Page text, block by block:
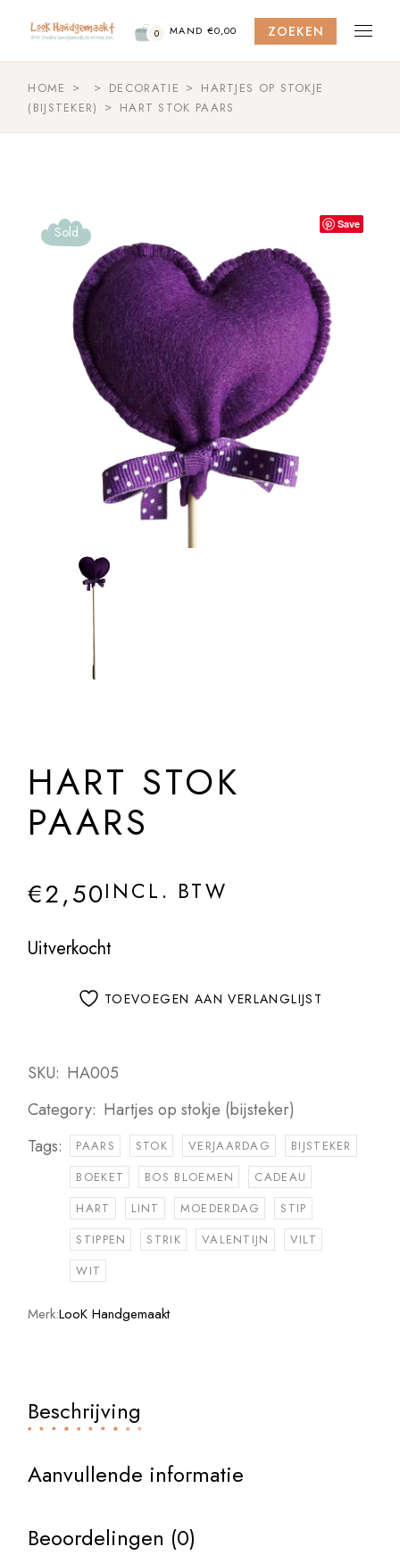
content
0 MAND €0,00 ZOEKEN
HOME DECORATIE
HARTJES OP STOKJE
(BIJSTEKER)
HART STOK PAARS
Sold Save
HART STOK
PAARS
€2,50INCL. BTW
Uitverkocht
TOEVOEGEN AAN VERLANGLIJST
SKU: HA005
Category: Hartjes op stokje (bijsteker)
Tags:
PAARS STOK VERJAARDAG
BIJSTEKER
BOEKET
BOS BLOEMEN
CADEAU
HART
LINT MOEDERDAG
STIP
STIPPEN
STRIK VALENTIJN
VILT
WIT
Merk:LooK Handgemaakt
Beschrijving
Aanvullende informatie
Beoordelingen (0)